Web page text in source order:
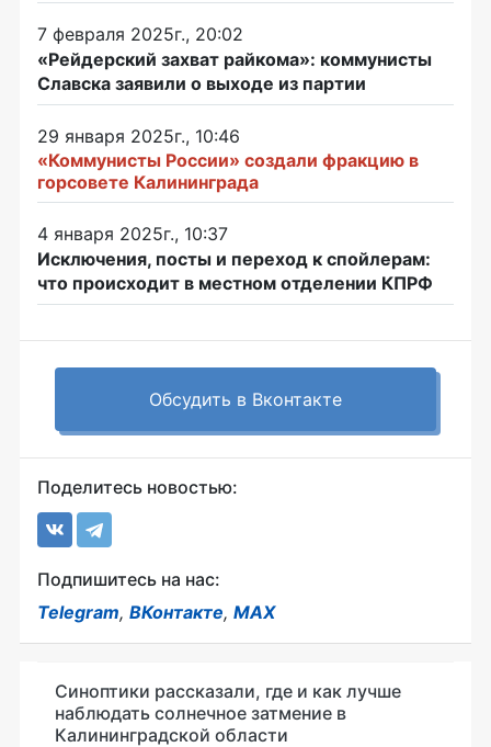
7 февраля 2025г., 20:02
«Рейдерский захват райкома»: коммунисты
Славска заявили о выходе из партии
29 января 2025г., 10:46
«Коммунисты России» создали фракцию в
горсовете Калининграда
4 января 2025г., 10:37
Исключения, посты и переход к спойлерам:
что происходит в местном отделении КПРФ
Обсудить в Вконтакте
Поделитесь новостью:
Подпишитесь на нас:
Telegram, ВКонтакте, MAX
Синоптики рассказали, где и как лучше
наблюдать солнечное затмение в
Калининградской области